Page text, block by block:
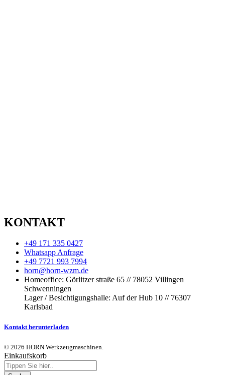
KONTAKT
+49 171 335 0427
Whatsapp Anfrage
+49 7721 993 7994
horn@horn-wzm.de
Homeoffice: Görlitzer straße 65 // 78052 Villingen
Schwenningen
Lager / Besichtigungshalle: Auf der Hub 10 // 76307
Karlsbad
Kontakt herunterladen
© 2026 HORN Werkzeugmaschinen.
Einkaufskorb